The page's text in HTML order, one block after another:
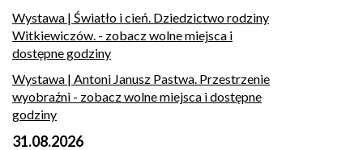
Wystawa | Światło i cień. Dziedzictwo rodziny
Witkiewiczów. - zobacz wolne miejsca i
dostępne godziny
Wystawa | Antoni Janusz Pastwa. Przestrzenie
wyobraźni - zobacz wolne miejsca i dostępne
godziny
31.08.2026